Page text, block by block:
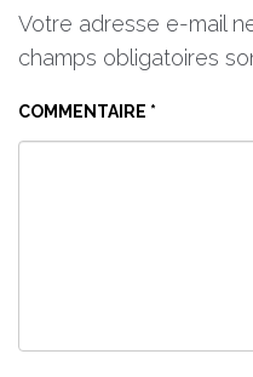
Votre adresse e-mail
champs obligatoires
COMMENTAIRE *